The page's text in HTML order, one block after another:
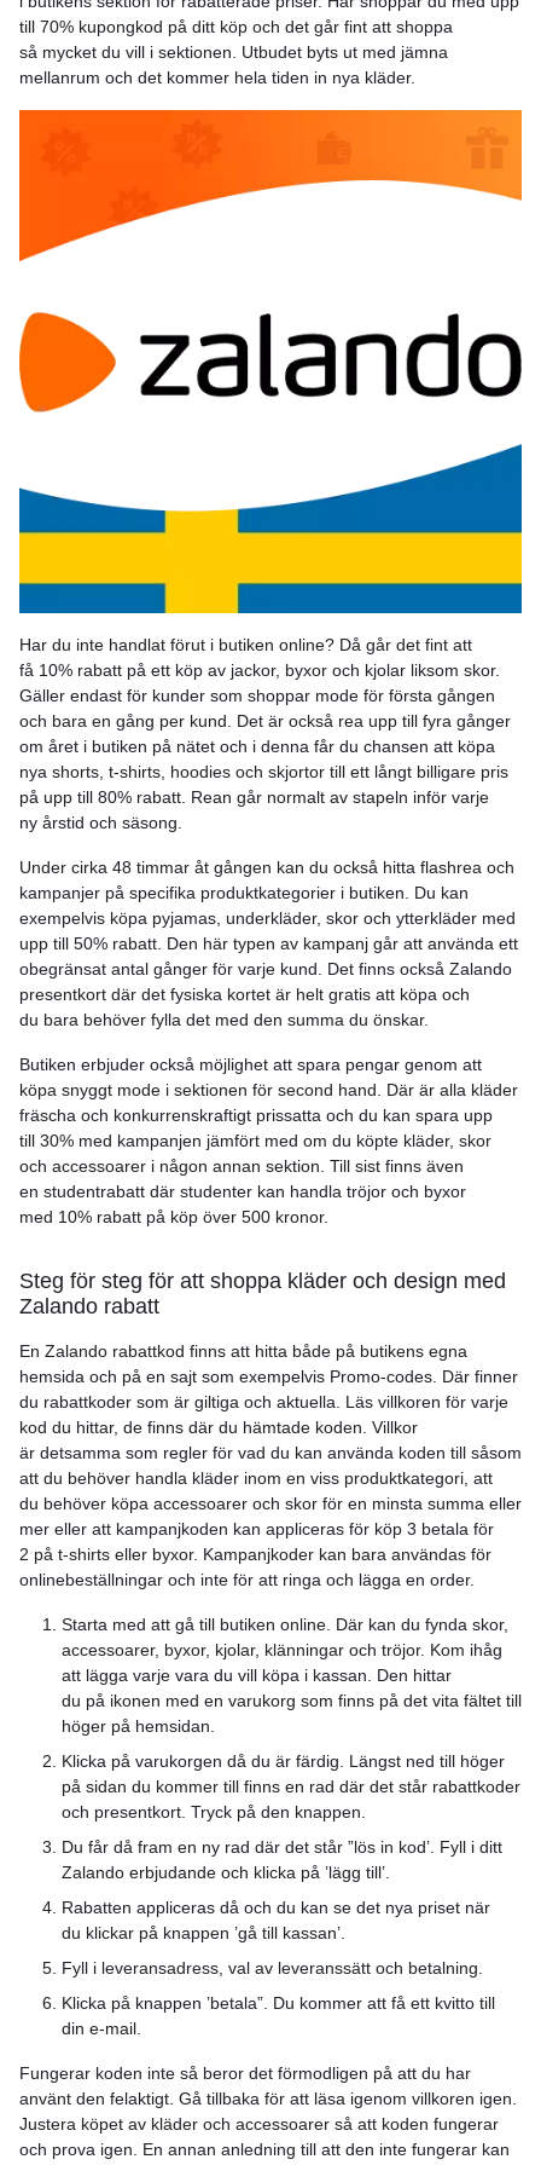
till 70% kupongkod på ditt köp och det går fint att shoppa
så mycket du vill i sektionen. Utbudet byts ut med jämna
mellanrum och det kommer hela tiden in nya kläder.
Har du inte handlat förut i butiken online? Då går det fint att
få 10% rabatt på ett köp av jackor, byxor och kjolar liksom skor.
Gäller endast för kunder som shoppar mode för första gången
och bara en gång per kund. Det är också rea upp till fyra gånger
om året i butiken på nätet och i denna får du chansen att köpa
nya shorts, t-shirts, hoodies och skjortor till ett långt billigare pris
på upp till 80% rabatt. Rean går normalt av stapeln inför varje
ny årstid och säsong.
Under cirka 48 timmar åt gången kan du också hitta flashrea och
kampanjer på specifika produktkategorier i butiken. Du kan
exempelvis köpa pyjamas, underkläder, skor och ytterkläder med
upp till 50% rabatt. Den här typen av kampanj går att använda ett
obegränsat antal gånger för varje kund. Det finns också Zalando
presentkort där det fysiska kortet är helt gratis att köpa och
du bara behöver fylla det med den summa du önskar.
Butiken erbjuder också möjlighet att spara pengar genom att
köpa snyggt mode i sektionen för second hand. Där är alla kläder
fräscha och konkurrenskraftigt prissatta och du kan spara upp
till 30% med kampanjen jämfört med om du köpte kläder, skor
och accessoarer i någon annan sektion. Till sist finns även
en studentrabatt där studenter kan handla tröjor och byxor
med 10% rabatt på köp över 500 kronor.
Steg för steg för att shoppa kläder och design med
Zalando rabatt
En Zalando rabattkod finns att hitta både på butikens egna
hemsida och på en sajt som exempelvis Promo-codes. Där finner
du rabattkoder som är giltiga och aktuella. Läs villkoren för varje
kod du hittar, de finns där du hämtade koden. Villkor
är detsamma som regler för vad du kan använda koden till såsom
att du behöver handla kläder inom en viss produktkategori, att
du behöver köpa accessoarer och skor för en minsta summa eller
mer eller att kampanjkoden kan appliceras för köp 3 betala för
2 på t-shirts eller byxor. Kampanjkoder kan bara användas för
onlinebeställningar och inte för att ringa och lägga en order.
Starta med att gå till butiken online. Där kan du fynda skor,
accessoarer, byxor, kjolar, klänningar och tröjor. Kom ihåg
att lägga varje vara du vill köpa i kassan. Den hittar
du på ikonen med en varukorg som finns på det vita fältet till
höger på hemsidan.
Klicka på varukorgen då du är färdig. Längst ned till höger
på sidan du kommer till finns en rad där det står rabattkoder
och presentkort. Tryck på den knappen.
Du får då fram en ny rad där det står ”lös in kod’. Fyll i ditt
Zalando erbjudande och klicka på ’lägg till’.
Rabatten appliceras då och du kan se det nya priset när
du klickar på knappen ’gå till kassan’.
Fyll i leveransadress, val av leveranssätt och betalning.
Klicka på knappen ’betala”. Du kommer att få ett kvitto till
din e-mail.
Fungerar koden inte så beror det förmodligen på att du har
använt den felaktigt. Gå tillbaka för att läsa igenom villkoren igen.
Justera köpet av kläder och accessoarer så att koden fungerar
och prova igen. En annan anledning till att den inte fungerar kan